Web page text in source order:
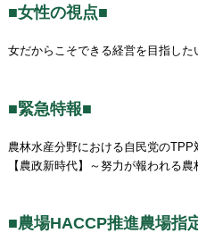
■女性の視点■
女だからこそできる経営を目指し
■緊急特報■
農林水産分野における自民党のTPP
【農政新時代】～努力が報われる
■農場HACCP推進農場指